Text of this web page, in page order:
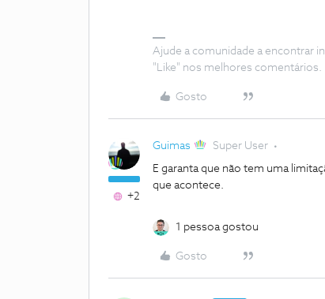
Ajude a comunidade a encontrar
"Like" nos melhores comentários.
Gosto
+2
Guimas Super User
E garanta que não tem uma
que acontece.
1 pessoa gostou
Gosto